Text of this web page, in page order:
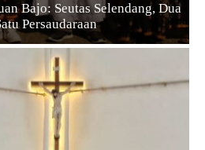
Bajo: Seutas Selendang, Dua
Persaudaraan